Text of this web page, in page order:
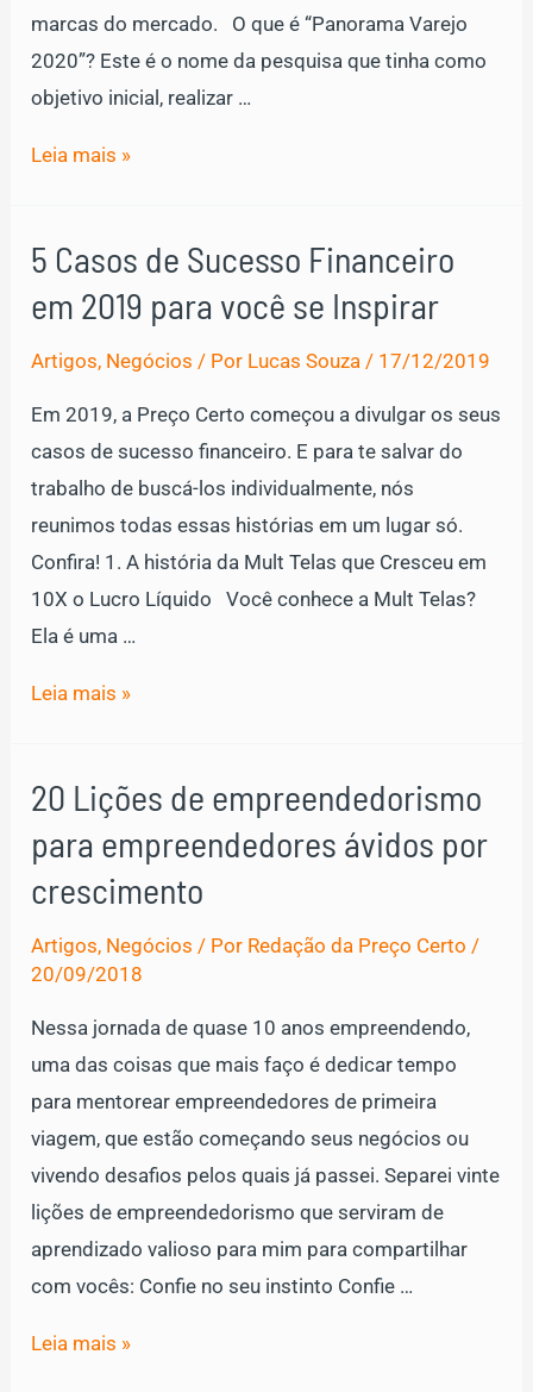
se
inspirar
em
marcas do mercado. O que é “Panorama Varejo
2020”? Este é o nome da pesquisa que tinha como
objetivo inicial, realizar …
Conheça
resultados
da
Panorama
Varejo
2020!
Leia mais »
5 Casos de Sucesso Financeiro
em 2019 para você se Inspirar
Artigos, Negócios / Por Lucas Souza / 17/12/2019
Em 2019, a Preço Certo começou a divulgar os seus
casos de sucesso financeiro. E para te salvar do
trabalho de buscá-los individualmente, nós
reunimos todas essas histórias em um lugar só.
Confira! 1. A história da Mult Telas que Cresceu em
10X o Lucro Líquido Você conhece a Mult Telas?
Ela é uma …
5
Sucesso
Financeiro
para
você
se
Inspirar
Leia mais »
20 Lições de empreendedorismo
para empreendedores ávidos por
crescimento
Artigos, Negócios / Por Redação da Preço Certo /
20/09/2018
Nessa jornada de quase 10 anos empreendendo,
uma das coisas que mais faço é dedicar tempo
para mentorear empreendedores de primeira
viagem, que estão começando seus negócios ou
vivendo desafios pelos quais já passei. Separei vinte
lições de empreendedorismo que serviram de
aprendizado valioso para mim para compartilhar
com vocês: Confie no seu instinto Confie …
20
Leia mais »